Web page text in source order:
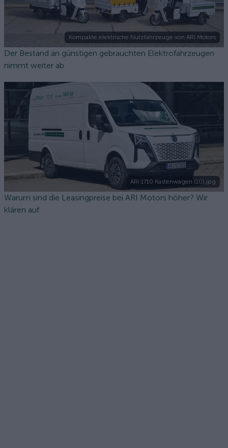
Kompakte elektrische Nutzfahrzeuge von ARI Motors
Der Bestand an günstigen gebrauchten Elektrofahrzeugen
nimmt weiter ab
ARI 1710 Kastenwagen (10).jpg
Warum sind die Leasingpreise bei ARI Motors höher? Wir
klären auf